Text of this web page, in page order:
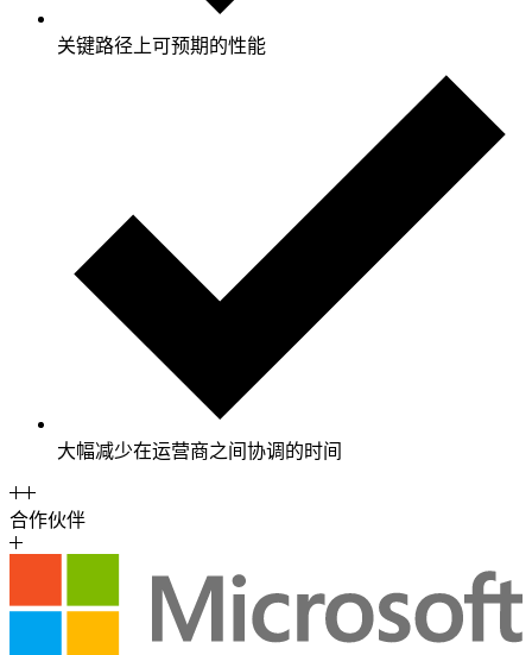
关键路径上可预期的性能
大幅减少在运营商之间协调的时间
合作伙伴